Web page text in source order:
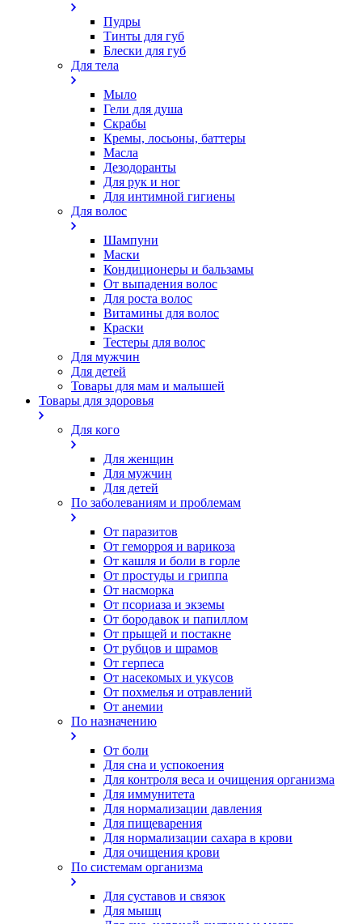
Пудры
Тинты для губ
Блески для губ
Для тела
Мыло
Гели для душа
Скрабы
Кремы, лосьоны, баттеры
Масла
Дезодоранты
Для рук и ног
Для интимной гигиены
Для волос
Шампуни
Маски
Кондиционеры и бальзамы
От выпадения волос
Для роста волос
Витамины для волос
Краски
Тестеры для волос
Для мужчин
Для детей
Товары для мам и малышей
Товары для здоровья
Для кого
Для женщин
Для мужчин
Для детей
По заболеваниям и проблемам
От паразитов
Oт геморроя и варикоза
От кашля и боли в горле
От простуды и гриппа
От насморка
Oт псориаза и экземы
От бородавок и папиллом
От прыщей и постакне
От рубцов и шрамов
От герпеса
От насекомых и укусов
От похмелья и отравлений
От анемии
По назначению
От боли
Для сна и успокоения
Для контроля веса и очищения организма
Для иммунитета
Для нормализации давления
Для пищеварения
Для нормализации сахара в крови
Для очищения крови
По системам организма
Для суставов и связок
Для мышц